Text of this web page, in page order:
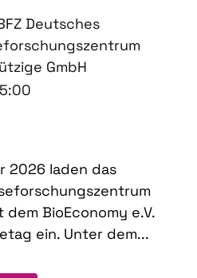
Deutsches
GmbH
2026 laden das
BioEconomy e.V.
ein. Unter dem...